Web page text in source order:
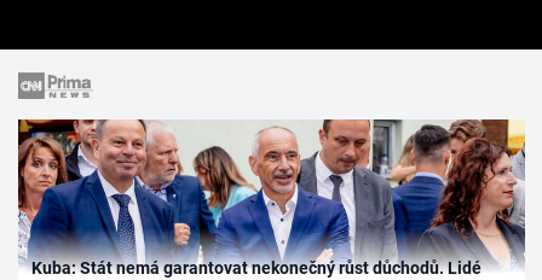
Kuba: Stát nemá garantovat nekonečný růst důchodů. Lidé